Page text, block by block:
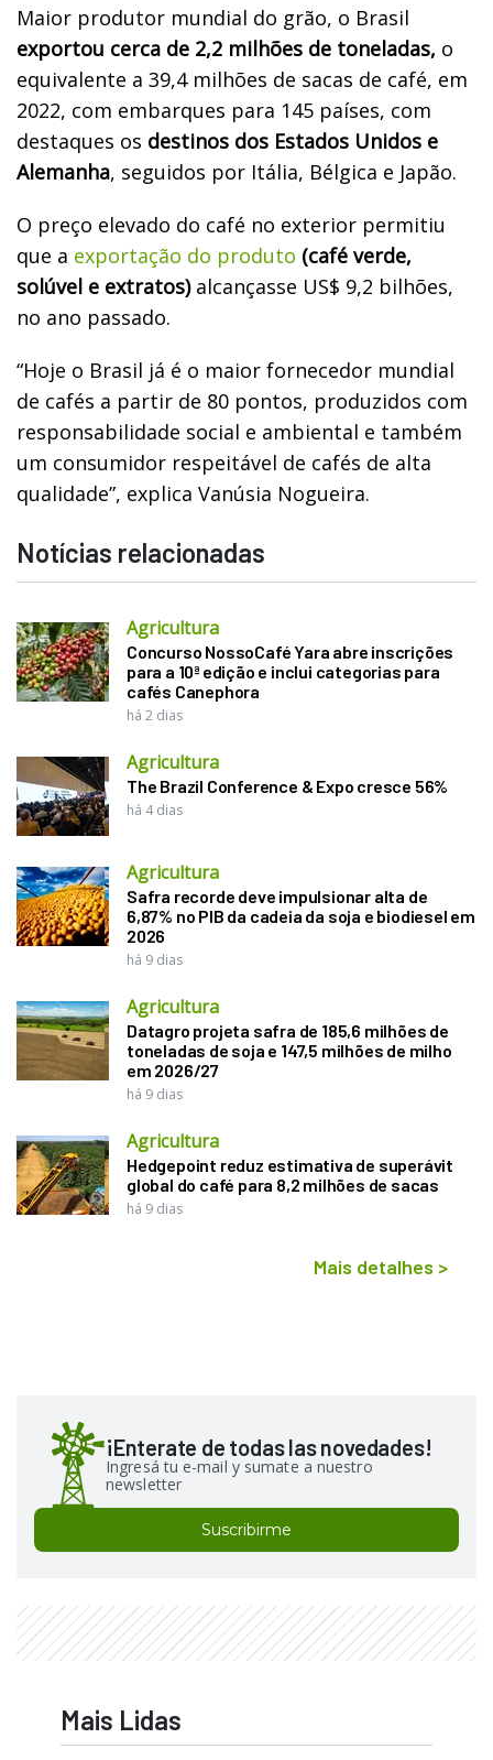
Maior produtor mundial do grão, o Brasil
exportou cerca de 2,2 milhões de toneladas, o
equivalente a 39,4 milhões de sacas de café, em
2022, com embarques para 145 países, com
destaques os destinos dos Estados Unidos e
Alemanha, seguidos por Itália, Bélgica e Japão.
O preço elevado do café no exterior permitiu
que a exportação do produto (café verde,
solúvel e extratos)alcançasse US$ 9,2 bilhões,
no ano passado.
“Hoje o Brasil já é o maior fornecedor mundial
de cafés a partir de 80 pontos, produzidos com
responsabilidade social e ambiental e também
um consumidor respeitável de cafés de alta
qualidade”, explica Vanúsia Nogueira.
Notícias relacionadas
Agricultura
Concurso NossoCafé Yara abre inscrições
para a 10ª edição e inclui categorias para
cafés Canephora
há 2 dias
Agricultura
The Brazil Conference & Expo cresce 56%
há 4 dias
Agricultura
Safra recorde deve impulsionar alta de
6,87% no PIB da cadeia da soja e biodiesel em
2026
há 9 dias
Agricultura
Datagro projeta safra de 185,6 milhões de
toneladas de soja e 147,5 milhões de milho
em 2026/27
há 9 dias
Agricultura
Hedgepoint reduz estimativa de superávit
global do café para 8,2 milhões de sacas
há 9 dias
Mais detalhes >
¡Enterate de todas las novedades!
Ingresá tu e-mail y sumate a nuestro
newsletter
Suscribirme
Mais Lidas